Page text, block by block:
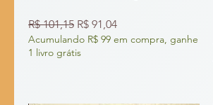
Preço normal
R$ 101,15 Preço promocional
R$ 91,04
Acumulando R$ 99 em compra, ganhe
1 livro grátis